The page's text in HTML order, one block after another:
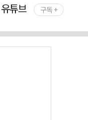
유튜브 구독 +